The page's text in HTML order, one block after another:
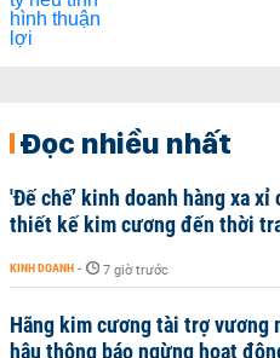
Đọc nhiều nhất
'Đế chế’ kinh doanh hàng xa xỉ
thiết kế kim cương đến thời
KINH DOANH - 7 giờ trước
Hãng kim cương tài trợ vương
hậu thông báo ngừng hoạt